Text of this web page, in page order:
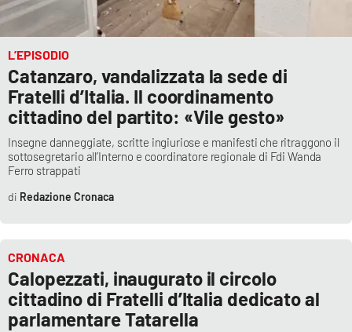
L’EPISODIO
Catanzaro, vandalizzata la sede di
Fratelli d’Italia. Il coordinamento
cittadino del partito: «Vile gesto»
Insegne danneggiate, scritte ingiuriose e manifesti che ritraggono il
sottosegretario all’Interno e coordinatore regionale di Fdi Wanda
Ferro strappati
Redazione Cronaca
CRONACA
Calopezzati, inaugurato il circolo
cittadino di Fratelli d’Italia dedicato al
parlamentare Tatarella